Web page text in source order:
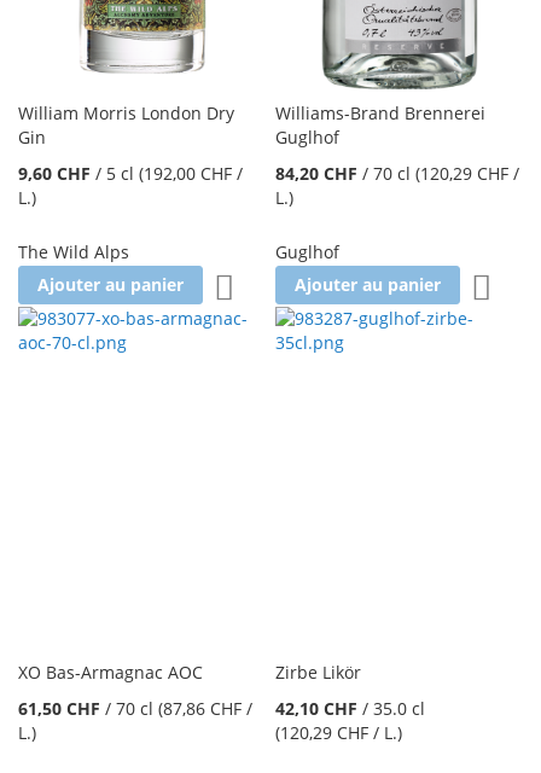
William Morris London Dry
Gin
9,60 CHF / 5 cl (192,00 CHF /
L.)
The Wild Alps
Ajouter au panier
Ajouter à la liste d'achats
Williams-Brand Brennerei
Guglhof
84,20 CHF /70 cl (120,29 CHF /
L.)
Guglhof
Ajouter au panier
XO Bas-Armagnac AOC
61,50 CHF / 70 cl (87,86 CHF /
L.)
Zirbe Likör
42,10 CHF /35.0 cl
(120,29 CHF / L.)